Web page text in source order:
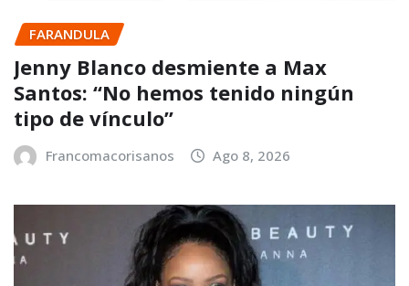
FARANDULA
Jenny Blanco desmiente a Max
Santos: “No hemos tenido ningún
tipo de vínculo”
Francomacorisanos Ago 8, 2026